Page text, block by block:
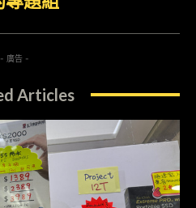
- 廣告 -
Articles